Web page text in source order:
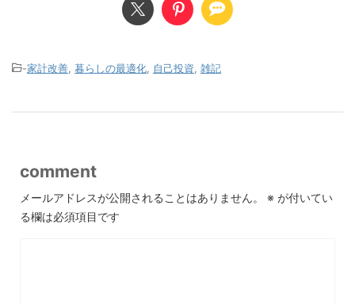
-家計改善, 暮らしの最適化, 自己投資, 雑記
comment
メールアドレスが公開されることはありません。 ※ が付いてい
る欄は必須項目です